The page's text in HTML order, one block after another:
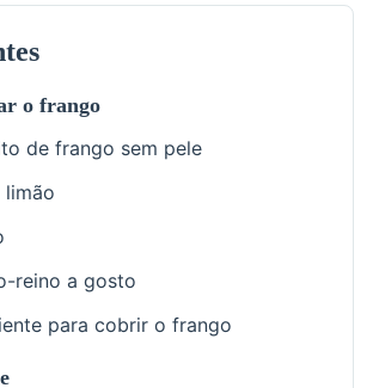
o frango
de frango sem pele
reino a gosto
para cobrir o frango